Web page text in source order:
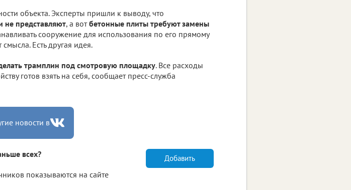
объекта. Эксперты пришли к выводу, что
не представляют, а вотбетонные плиты требуют замены
сооружение для использования по его прямому
Есть другая идея.
трамплин под смотровую площадку. Все расходы
готов взять на себя, сообщает пресс-служба
новости в
всех?
показываются на сайте
Добавить